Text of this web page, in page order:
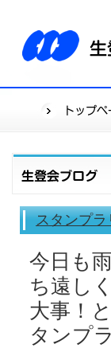
スタンプ
今日も
ち遠し
大事！
タンプ